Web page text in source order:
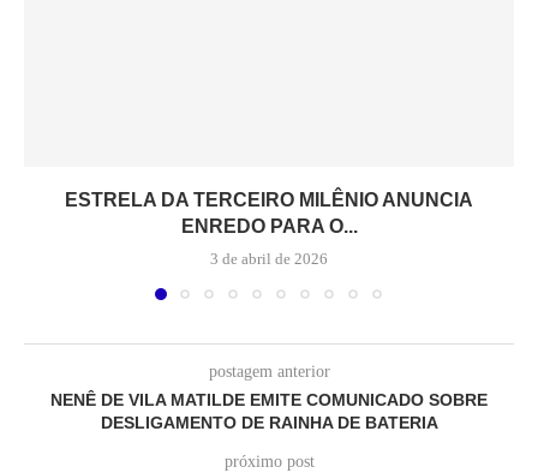
ESTRELA DA TERCEIRO MILÊNIO ANUNCIA
ENREDO PARA O...
3 de abril de 2026
postagem anterior
NENÊ DE VILA MATILDE EMITE COMUNICADO SOBRE
DESLIGAMENTO DE RAINHA DE BATERIA
próximo post